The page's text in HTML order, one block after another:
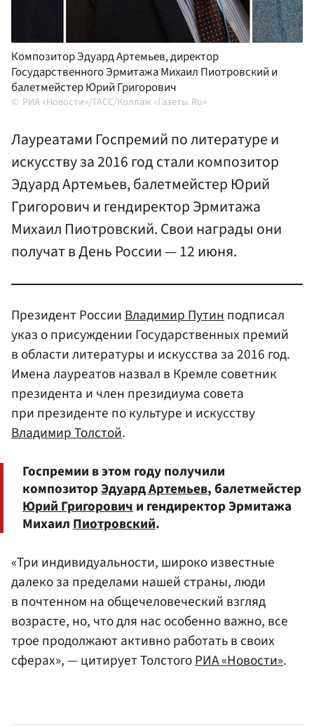
Композитор Эдуард Артемьев, директор
Государственного Эрмитажа Михаил Пиотровский и
балетмейстер Юрий Григорович
РИА «Новости»/ТАСС/Коллаж «Газеты.Ru»
Лауреатами Госпремий по литературе и
искусству за 2016 год стали композитор
Эдуард Артемьев, балетмейстер Юрий
Григорович и гендиректор Эрмитажа
Михаил Пиотровский. Свои награды они
получат в День России — 12 июня.
Президент РоссииВладимир Путинподписал
указ о присуждении Государственных премий
в области литературы и искусства за 2016 год.
Имена лауреатов назвал в Кремле советник
президента и член президиума совета
при президенте по культуре и искусству
Владимир Толстой.
Госпремии в этом году получили
композиторЭдуард Артемьев, балетмейстер
Юрий Григорович и гендиректор Эрмитажа
Михаил Пиотровский.
«Три индивидуальности, широко известные
далеко за пределами нашей страны, люди
в почтенном на общечеловеческий взгляд
возрасте, но, что для нас особенно важно, все
трое продолжают активно работать в своих
сферах», — цитирует ТолстогоРИА «Новости».